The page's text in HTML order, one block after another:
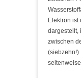
Elektron
dargestellt,
zwischen
(siebzehn!)